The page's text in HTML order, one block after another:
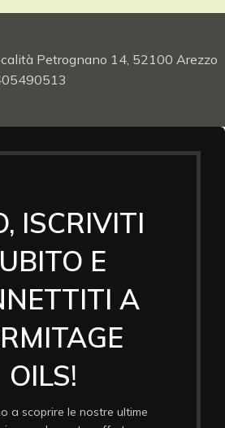
Petrognano 14, 52100 Arezzo
ISCRIVITI
E
A
OILS!
a scoprire le nostre ultime